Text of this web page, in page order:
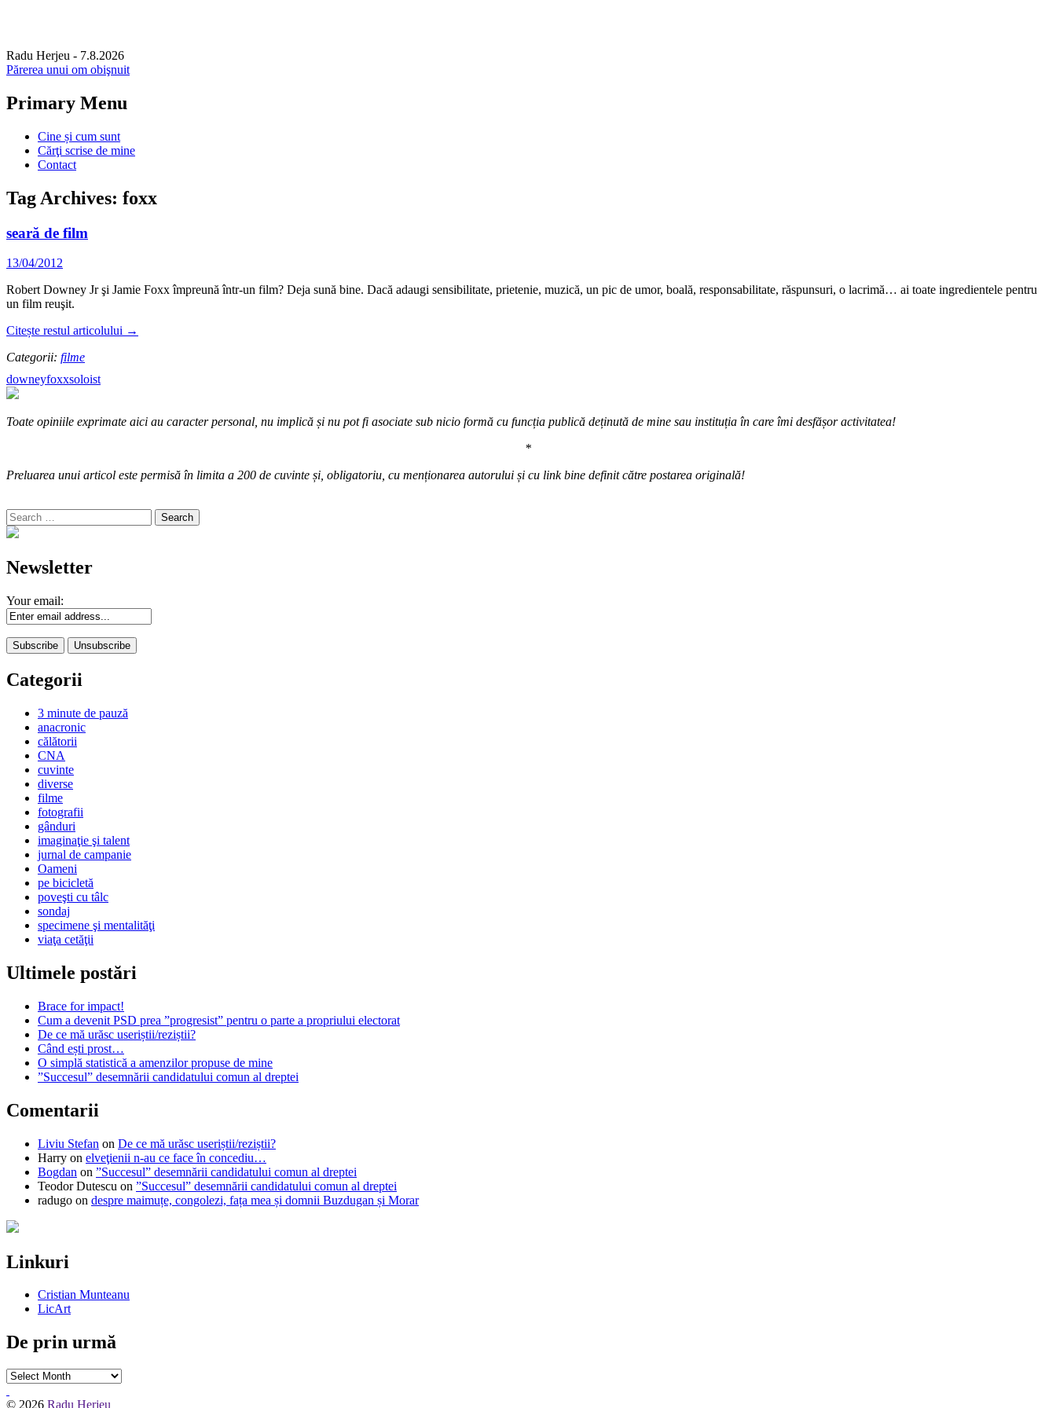
Radu Herjeu - 7.8.2026
Părerea unui om obişnuit
Primary Menu
Skip
content
Cine și cum sunt
Cărţi scrise de mine
Contact
Tag Archives: foxx
seară de film
13/04/2012
Robert Downey Jr şi Jamie Foxx împreună într-un film? Deja sună bine. Dacă adaugi sensibilitate, prietenie, muzică, un pic de umor, boală, responsabilitate, răspunsuri, o lacrimă… ai toate ingredientele pentru
un film reuşit.
Citește restul articolului →
Categorii: filme
downeyfoxxsoloist
Toate opiniile exprimate aici au caracter personal, nu implică și nu pot fi asociate sub nicio formă cu funcția publică deținută de mine sau instituția în care îmi desfășor activitatea!
*
Preluarea unui articol este permisă în limita a 200 de cuvinte și, obligatoriu, cu menționarea autorului și cu link bine definit către postarea originală!
Search
for:
Newsletter
Your email:
Categorii
3 minute de pauză
anacronic
călătorii
CNA
cuvinte
diverse
filme
fotografii
gânduri
imaginaţie şi talent
jurnal de campanie
Oameni
pe bicicletă
poveşti cu tâlc
sondaj
specimene şi mentalităţi
viaţa cetăţii
Ultimele postări
Brace for impact!
Cum a devenit PSD prea ”progresist” pentru o parte a propriului electorat
De ce mă urăsc useriștii/reziștii?
Când ești prost…
O simplă statistică a amenzilor propuse de mine
”Succesul” desemnării candidatului comun al dreptei
Comentarii
Liviu Stefan on De ce mă urăsc useriștii/reziștii?
Harry on elveţienii n-au ce face în concediu…
Bogdan on ”Succesul” desemnării candidatului comun al dreptei
Teodor Dutescu on ”Succesul” desemnării candidatului comun al dreptei
radugo on despre maimuțe, congolezi, fața mea și domnii Buzdugan și Morar
Linkuri
Cristian Munteanu
LicArt
De prin urmă
De
urmă
© 2026 Radu Herjeu